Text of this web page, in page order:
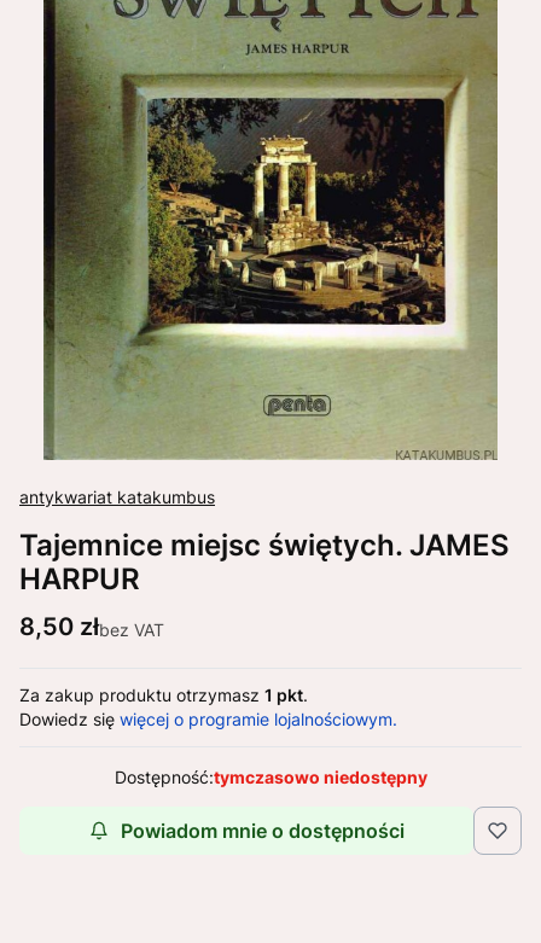
antykwariat katakumbus
Tajemnice miejsc świętych. JAMES
HARPUR
Cena
8,50 złbez VAT
Za zakup produktu otrzymasz 1 pkt.
Dowiedz się więcej o programie lojalnościowym.
Dostępność:tymczasowo niedostępny
Powiadom mnie o dostępności